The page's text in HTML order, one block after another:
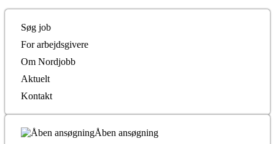
Søg job
For arbejdsgivere
Om Nordjobb
Aktuelt
Kontakt
Åben ansøgning